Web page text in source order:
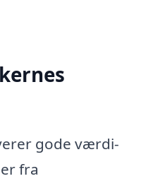
gode værdi-
fra